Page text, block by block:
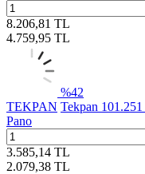
8.206,81 TL
4.759,95 TL
%42
TEKPAN Tekpan
Pano
3.585,14 TL
2.079,38 TL